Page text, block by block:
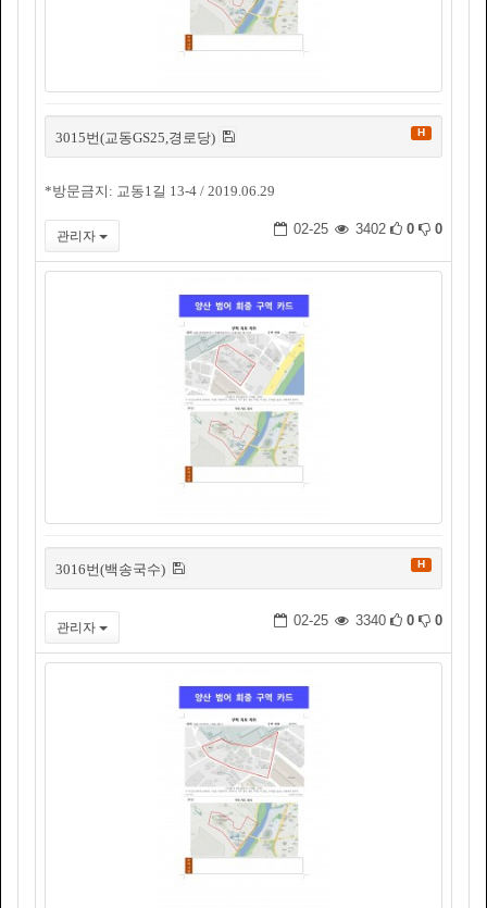
3015번(교동GS25,경로당) H
*방문금지: 교동1길 13-4 / 2019.06.29
관리자 02-25 3402 0 0
3016번(백송국수) H
관리자 02-25 3340 0 0